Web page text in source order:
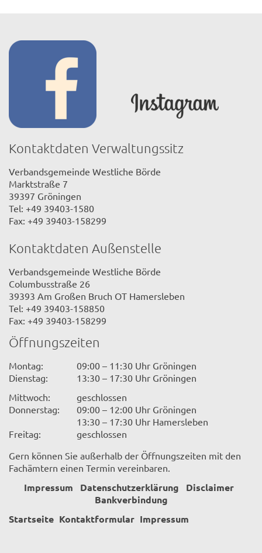
Kontaktdaten Verwaltungssitz
Verbandsgemeinde Westliche Börde
Marktstraße 7
39397 Gröningen
Tel: +49 39403-1580
Fax: +49 39403-158299
Kontaktdaten Außenstelle
Verbandsgemeinde Westliche Börde
Columbusstraße 26
39393 Am Großen Bruch OT Hamersleben
Tel: +49 39403-158850
Fax: +49 39403-158299
Öffnungszeiten
Montag:
09:00 – 11:30 Uhr Gröningen
Dienstag:
13:30 – 17:30 Uhr Gröningen
Mittwoch:
geschlossen
Donnerstag:
09:00 – 12:00 Uhr Gröningen
13:30 – 17:30 Uhr Hamersleben
Freitag:
geschlossen
Gern können Sie außerhalb der Öffnungszeiten mit den
Fachämtern einen Termin vereinbaren.
Impressum Datenschutzerklärung
Disclaimer
Bankverbindung
Startseite Kontaktformular Impressum